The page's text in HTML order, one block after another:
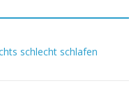
schlecht schlafen